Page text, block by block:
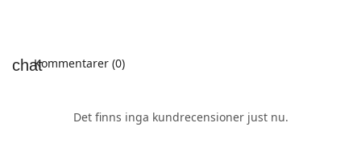
Kommentarer (0)
Det finns inga kundrecensioner just nu.